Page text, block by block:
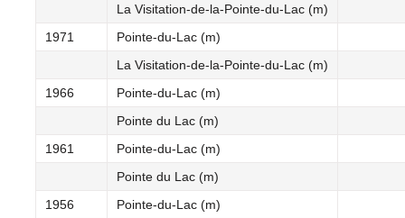
La Visitation-de-la-Pointe-du-Lac (m)
1971
Pointe-du-Lac (m)
La Visitation-de-la-Pointe-du-Lac (m)
1966
Pointe-du-Lac (m)
Pointe du Lac (m)
1961
Pointe-du-Lac (m)
Pointe du Lac (m)
1956
Pointe-du-Lac (m)